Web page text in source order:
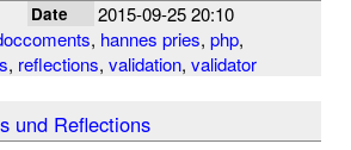
Date 2015-09-25 20:10
, hannes pries, php,
, reflections, validation, validator
und Reflections